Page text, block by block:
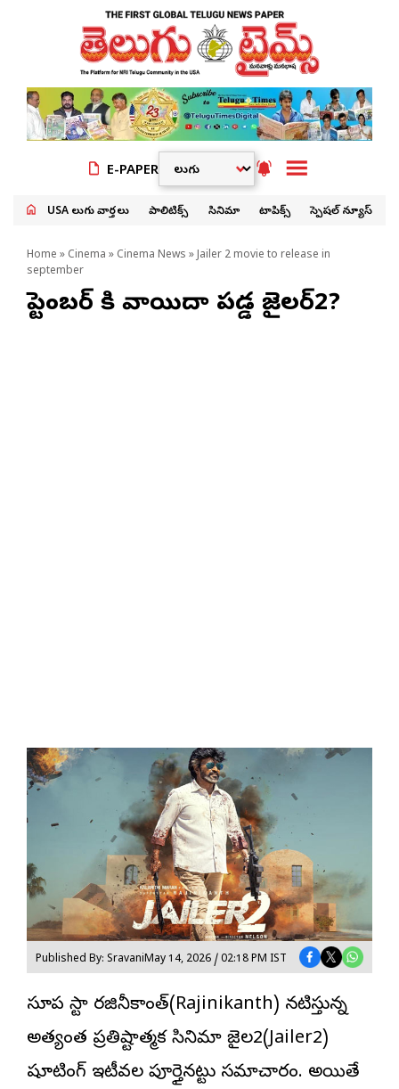
E-PAPER
USA తెలుగు వార్తలు పాలిటిక్స్ సినిమా టాపిక్స్ స్పెషల్ న్యూస్
Home » Cinema » Cinema News » Jailer 2 movie to release in
september
సెప్టెంబ‌ర్ కి వాయిదా ప‌డ్డ జైల‌ర్2?
Published By: SravaniMay 14, 2026 / 02:18 PM IST
సూపర్ స్టార్ ర‌జినీకాంత్(Rajinikanth) నటిస్తున్న
అత్యంత ప్రతిష్టాత్మక సినిమా జైల‌ర్2(Jailer2)
షూటింగ్ ఇటీవల పూర్తైన‌ట్టు సమాచారం. అయితే